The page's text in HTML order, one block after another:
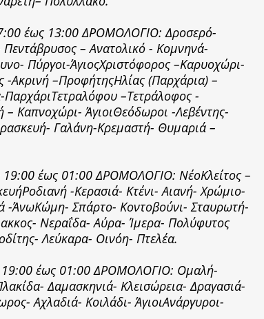
έως 13:00 ΔΡΟΜΟΛΟΓΙΟ: Δροσερό-
– Ανατολικό - Κομνηνά-
Πύργοι-ΆγιοςΧριστόφορος –Καρυοχώρι-
Ακρινή –ΠροφήτηςΗλίας (Παρχάρια) –
ΠαρχάριΤετραλόφου –Τετράλοφος -
Καπνοχώρι- ΆγιοιΘεόδωροι -Λεβέντης-
Γαλάνη-Κρεμαστή- Θυμαριά –
19:00 έως 01:00 ΔΡΟΜΟΛΟΓΙΟ: ΝέοΚλείτος –
-Κερασιά- Κτένι- Αιανή- Χρώμιο-
-ΆνωΚώμη- Σπάρτο- Κοντοβούνι- Σταυρωτή-
Νεραΐδα- Αύρα- Ίμερα- Πολύφυτος
Λεύκαρα- Οινόη- Πτελέα.
19:00 έως 01:00 ΔΡΟΜΟΛΟΓΙΟ: Ομαλή-
Δαμασκηνιά- Κλεισώρεια- Δραγασιά-
Αχλαδιά- Κοιλάδι- ΆγιοιΑνάργυροι-